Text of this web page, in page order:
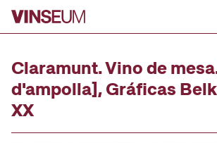
Ir al contenido
Claramunt. Vino de
d'ampolla], Gráficas
XX